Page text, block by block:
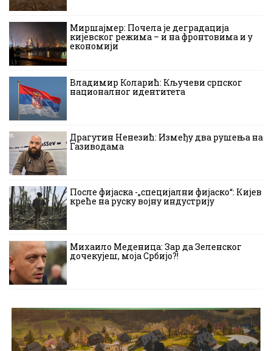
Миршајмер: Почела је деградација
кијевског режима – и на фронтовима и у
економији
Владимир Коларић: Кључеви српског
националног идентитета
Драгутин Ненезић: Између два рушења на
Газиводама
После фијаска -„специјални фијаско“: Кијев
креће на руску војну индустрију
Михаило Меденица: Зар да Зеленског
дочекујеш, моја Србијо?!